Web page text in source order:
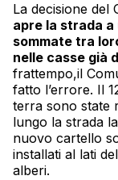
La decisione del
apre la strada
sommate tra
nelle casse già
frattempo,il
fatto l’errore. Il
terra sono state
lungo la strada
nuovo cartello
installati al lati
alberi.